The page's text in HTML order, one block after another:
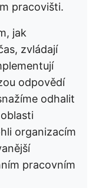
pracovišti.
jak
zvládají
odpovědí
odhalit
organizacím
pracovním